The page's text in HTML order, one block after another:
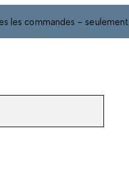
les commandes –